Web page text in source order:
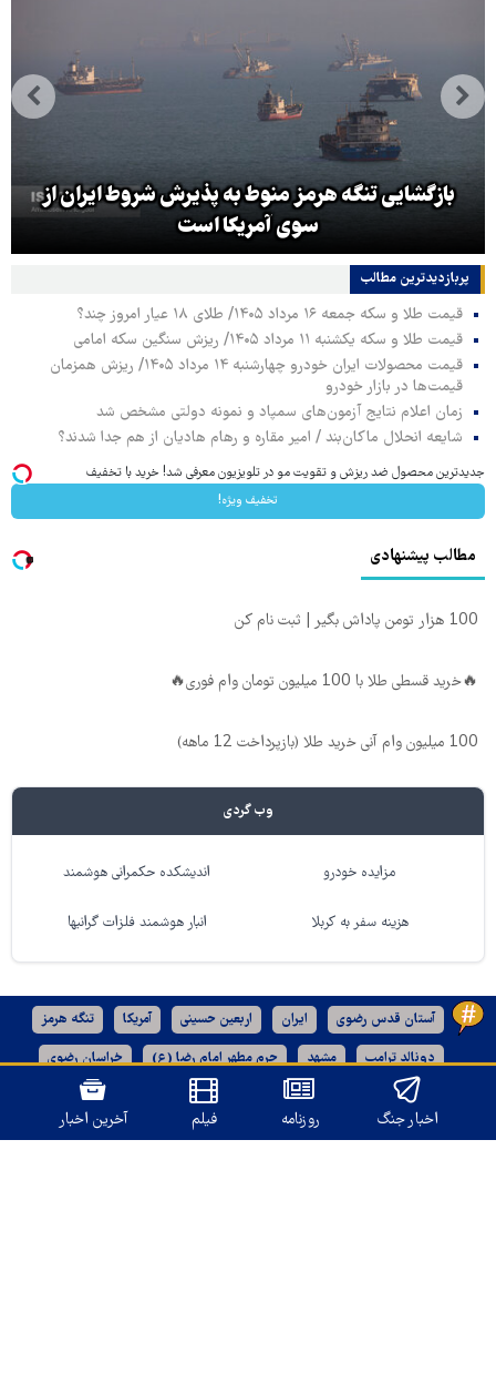
بازگشایی تنگه هرمز منوط به پذیرش شروط ایران از
سوی آمریکا است
پربازدیدترین‌ مطالب
قیمت طلا و سکه جمعه ۱۶ مرداد ۱۴۰۵/ طلای ۱۸ عیار امروز چند؟
قیمت طلا و سکه یکشنبه ۱۱ مرداد ۱۴۰۵/ ریزش سنگین سکه امامی
قیمت محصولات ایران خودرو چهارشنبه ۱۴ مرداد ۱۴۰۵/ ریزش همزمان
قیمت‌ها در بازار خودرو
زمان اعلام نتایج آزمون‌های سمپاد و نمونه دولتی مشخص شد
شایعه انحلال ماکان‌بند / امیر مقاره و رهام هادیان از هم جدا شدند؟
جدیدترین محصول ضد ریزش و تقویت مو در تلویزیون معرفی شد! خرید با تخفیف
تخفیف ویژه!
مطالب پیشنهادی
100 هزار تومن پاداش بگیر | ثبت نام کن
🔥خرید قسطی طلا با 100 میلیون تومان وام فوری🔥
100 میلیون وام آنی خرید طلا (بازپرداخت 12 ماهه)
وب گردی
مزایده خودرو اندیشکده حکمرانی هوشمند
هزینه سفر به کربلا انبار هوشمند فلزات گرانبها
آستان قدس رضوی ایران اربعین حسینی آمریکا تنگه هرمز
دونالد ترامپ مشهد حرم مطهر امام رضا (ع) خراسان رضوی
رژیم صهیونیستی
اخبار جنگ روزنامه فیلم آخرین اخبار